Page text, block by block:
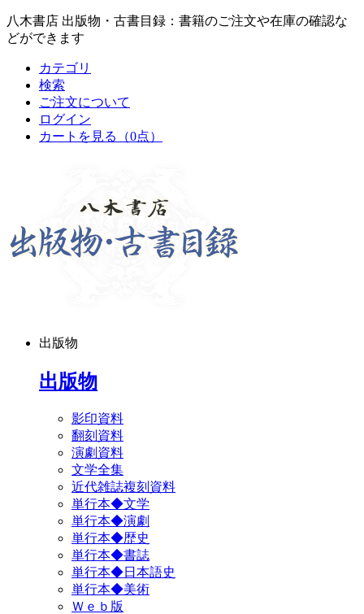
八木書店 出版物・古書目録：書籍のご注文や在庫の確認な
どができます
カテゴリ
検索
ご注文について
ログイン
カートを見る
（0点）
出版物
出版物
影印資料
翻刻資料
演劇資料
文学全集
近代雑誌複刻資料
単行本◆文学
単行本◆演劇
単行本◆歴史
単行本◆書誌
単行本◆日本語史
単行本◆美術
Ｗｅｂ版